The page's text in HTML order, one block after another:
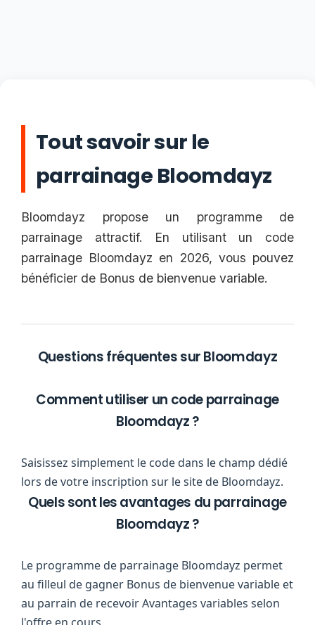
Tout savoir sur le
parrainage Bloomdayz
Bloomdayz propose un programme de
parrainage attractif. En utilisant un code
parrainage Bloomdayz en 2026, vous pouvez
bénéficier de Bonus de bienvenue variable.
Questions fréquentes sur Bloomdayz
Comment utiliser un code parrainage
Bloomdayz ?
Saisissez simplement le code dans le champ dédié
lors de votre inscription sur le site de Bloomdayz.
Quels sont les avantages du parrainage
Bloomdayz ?
Le programme de parrainage Bloomdayz permet
au filleul de gagner Bonus de bienvenue variable et
au parrain de recevoir Avantages variables selon